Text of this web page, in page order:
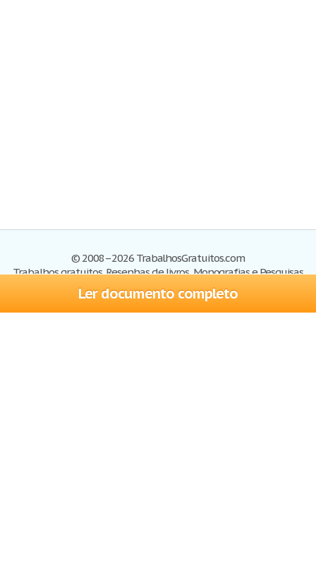
Ler documento completo
© 2008–2026 TrabalhosGratuitos.com
Trabalhos gratuitos, Resenhas de livros, Monografias e Pesquisas